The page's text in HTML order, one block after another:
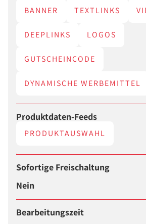
BANNER TEXTLINKS
DEEPLINKS LOGOS
GUTSCHEINCODE
DYNAMISCHE WERBEMITTEL
Produktdaten-Feeds
PRODUKTAUSWAHL
Sofortige Freischaltung
Nein
Bearbeitungszeit